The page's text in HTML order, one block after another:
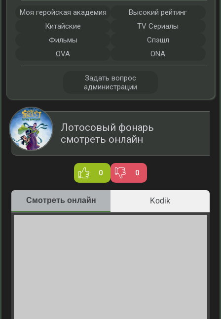
Лотосовый фонарь
смотреть онлайн
0 0
Смотреть онлайн Kodik
Моя геройская академия
Высокий рейтинг
Китайские
TV Сериалы
Фильмы
Спэшл
OVA
ONA
Задать вопрос
администрации